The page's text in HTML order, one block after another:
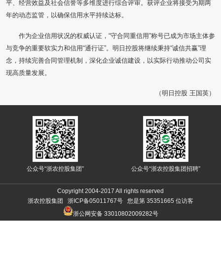
平、经营效益及社会信誉等多维度进行综合评审。获评企业将接受为期两
年的动态监管，以确保信用水平持续达标。
作为企业信用状况的权威认证，“守合同重信用”称号已成为市场主体参
与竞争的重要软实力和信用“通行证”。明日控股将继续秉持“诚信共赢”理
念，持续完善合同管理机制，深化企业诚信建设，以实际行动推动公司实
现高质量发展。
（明日控股 王国英）
公众号“浙农控股集团” 公众号“浙农控股集团招聘”
Copyright 2004-2017 All rights reserved
浙农控股集团 浙ICP备05011767号 您是第 35351665 位访客
浙公网安备 33010802009282号